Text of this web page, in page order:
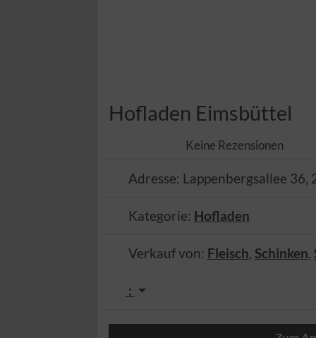
Hofladen Eimsbüttel
Keine Rezensionen
Adresse: Lappenbergsallee 36,
Kategorie: Hofladen
Verkauf von: Fleisch, Schinken,
: